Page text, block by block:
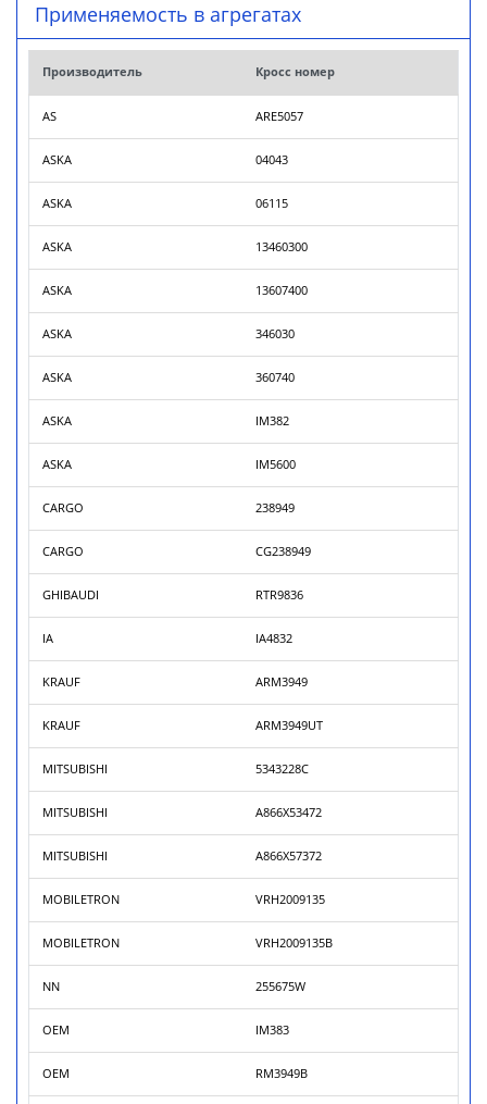
Применяемость в агрегатах
Производитель Кросс номер
AS ARE5057
ASKA 04043
ASKA 06115
ASKA 13460300
ASKA 13607400
ASKA 346030
ASKA 360740
ASKA IM382
ASKA IM5600
CARGO 238949
CARGO CG238949
GHIBAUDI RTR9836
IA IA4832
KRAUF ARM3949
KRAUF ARM3949UT
MITSUBISHI 5343228C
MITSUBISHI A866X53472
MITSUBISHI A866X57372
MOBILETRON VRH2009135
MOBILETRON VRH2009135B
NN 255675W
OEM IM383
OEM RM3949B